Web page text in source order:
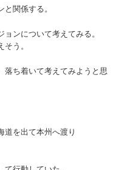
関係する。
ンについて考えてみる。
う。
落ち着いて考えてみようと思
道を出て本州へ渡り